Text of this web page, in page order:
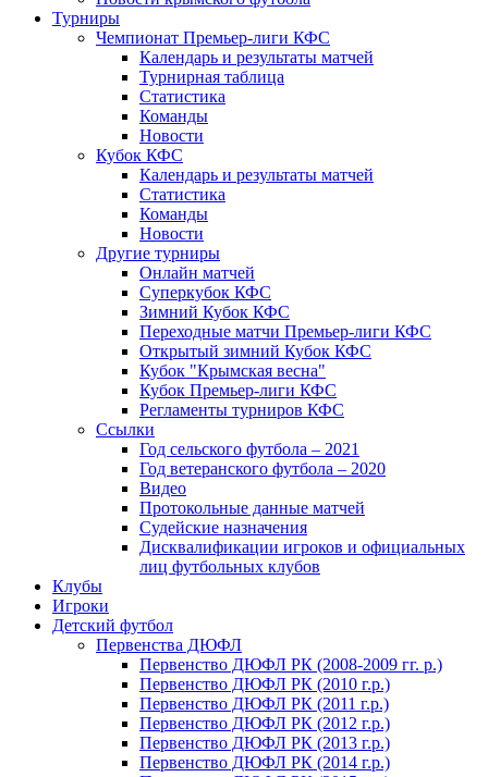
Турниры
Чемпионат Премьер-лиги КФС
Календарь и результаты матчей
Турнирная таблица
Статистика
Команды
Новости
Кубок КФС
Календарь и результаты матчей
Статистика
Команды
Новости
Другие турниры
Онлайн матчей
Суперкубок КФС
Зимний Кубок КФС
Переходные матчи Премьер-лиги КФС
Открытый зимний Кубок КФС
Кубок "Крымская весна"
Кубок Премьер-лиги КФС
Регламенты турниров КФС
Ссылки
Год сельского футбола – 2021
Год ветеранского футбола – 2020
Видео
Протокольные данные матчей
Судейские назначения
Дисквалификации игроков и официальных
лиц футбольных клубов
Клубы
Игроки
Детский футбол
Первенства ДЮФЛ
Первенство ДЮФЛ РК (2008-2009 гг. р.)
Первенство ДЮФЛ РК (2010 г.р.)
Первенство ДЮФЛ РК (2011 г.р.)
Первенство ДЮФЛ РК (2012 г.р.)
Первенство ДЮФЛ РК (2013 г.р.)
Первенство ДЮФЛ РК (2014 г.р.)